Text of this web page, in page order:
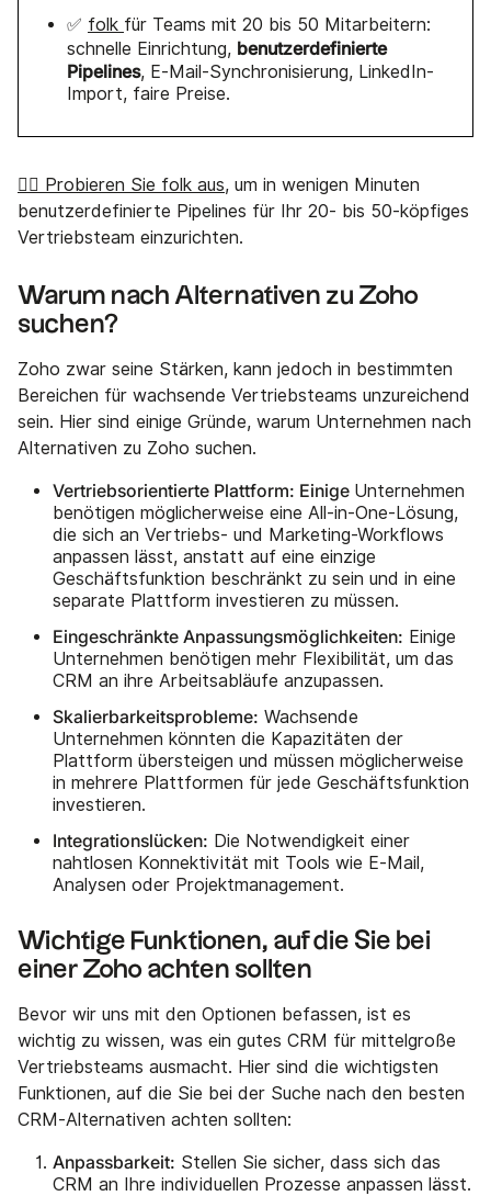
✅ folk für Teams mit 20 bis 50 Mitarbeitern:
schnelle Einrichtung, benutzerdefinierte
Pipelines, E-Mail-Synchronisierung, LinkedIn-
Import, faire Preise.
👉🏼 Probieren Sie folk aus, um in wenigen Minuten
benutzerdefinierte Pipelines für Ihr 20- bis 50-köpfiges
Vertriebsteam einzurichten.
Warum nach Alternativen zu Zoho
suchen?
Zoho zwar seine Stärken, kann jedoch in bestimmten
Bereichen für wachsende Vertriebsteams unzureichend
sein. Hier sind einige Gründe, warum Unternehmen nach
Alternativen zu Zoho suchen.
Vertriebsorientierte Plattform: Einige Unternehmen
benötigen möglicherweise eine All-in-One-Lösung,
die sich an Vertriebs- und Marketing-Workflows
anpassen lässt, anstatt auf eine einzige
Geschäftsfunktion beschränkt zu sein und in eine
separate Plattform investieren zu müssen.
Eingeschränkte Anpassungsmöglichkeiten: Einige
Unternehmen benötigen mehr Flexibilität, um das
CRM an ihre Arbeitsabläufe anzupassen.
Skalierbarkeitsprobleme: Wachsende
Unternehmen könnten die Kapazitäten der
Plattform übersteigen und müssen möglicherweise
in mehrere Plattformen für jede Geschäftsfunktion
investieren.
Integrationslücken: Die Notwendigkeit einer
nahtlosen Konnektivität mit Tools wie E-Mail,
Analysen oder Projektmanagement.
Wichtige Funktionen, auf die Sie bei
einer Zoho achten sollten
Bevor wir uns mit den Optionen befassen, ist es
wichtig zu wissen, was ein gutes CRM für mittelgroße
Vertriebsteams ausmacht. Hier sind die wichtigsten
Funktionen, auf die Sie bei der Suche nach den besten
CRM-Alternativen achten sollten:
Anpassbarkeit: Stellen Sie sicher, dass sich das
CRM an Ihre individuellen Prozesse anpassen lässt.